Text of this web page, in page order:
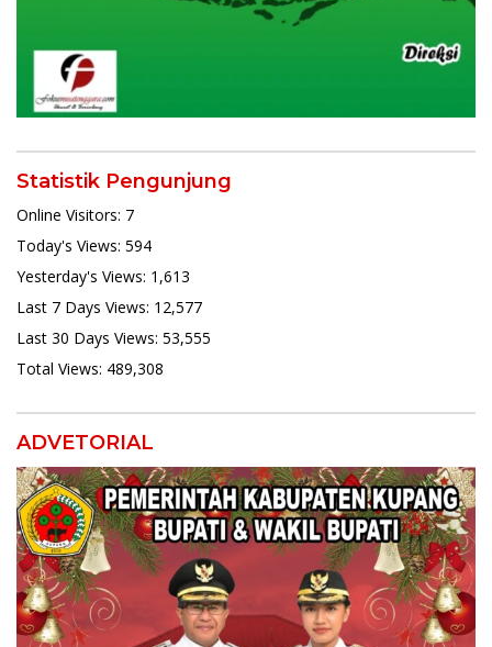
Statistik Pengunjung
Online Visitors: 7
Today's Views: 594
Yesterday's Views: 1,613
Last 7 Days Views: 12,577
Last 30 Days Views: 53,555
Total Views: 489,308
ADVETORIAL